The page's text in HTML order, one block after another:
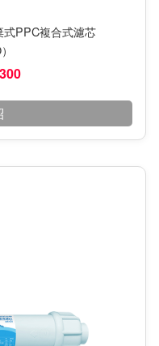
式PPC複合式濾芯